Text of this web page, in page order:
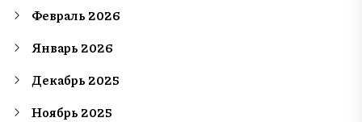
Февраль 2026
Январь 2026
Декабрь 2025
Ноябрь 2025